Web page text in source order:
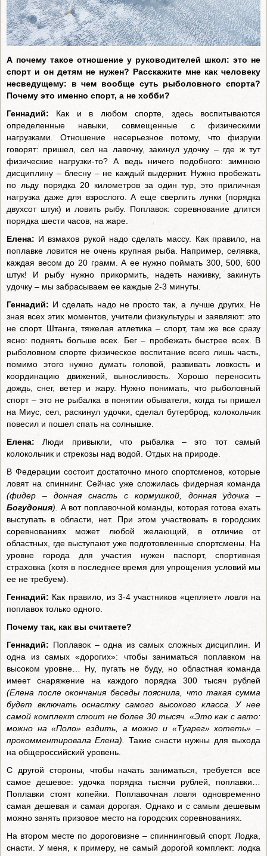
А почему такое отношение у руководителей школ: это не
спорт и он детям не нужен? Расскажите мне как человеку
несведущему: в чем вообще суть рыболовного спорта?
Почему это именно спорт, а не хобби?
Геннадий: Как и в любом спорте, здесь воспитываются
определенные навыки, совмещенные с физическими
нагрузками. Отношение несерьезное потому, что физруки
говорят: пришел, сел на лавочку, закинул удочку – где ж тут
физические нагрузки-то? А ведь ничего подобного: зимнюю
дисциплину – блесну – не каждый выдержит. Нужно пробежать
по льду порядка 20 километров за один тур, это приличная
нагрузка даже для взрослого. А еще сверлить лунки (порядка
двухсот штук) и ловить рыбу. Поплавок: соревнование длится
порядка шести часов, на жаре.
Елена: И взмахов рукой надо сделать массу. Как правило, на
поплавке ловится не очень крупная рыба. Например, селявка,
каждая весом до 20 грамм. А ее нужно поймать 300, 500, 600
штук! И рыбу нужно прикормить, надеть наживку, закинуть
удочку – мы забрасываем ее каждые 2-3 минуты.
Геннадий: И сделать надо не просто так, а лучше других. Не
зная всех этих моментов, учители физкультуры и заявляют: это
не спорт. Штанга, тяжелая атлетика – спорт, там же все сразу
ясно: поднять больше всех. Бег – пробежать быстрее всех. В
рыболовном спорте физическое воспитание всего лишь часть,
помимо этого нужно думать головой, развивать ловкость и
координацию движений, выносливость. Хорошо переносить
дождь, снег, ветер и жару. Нужно понимать, что рыболовный
спорт – это не рыбалка в понятии обывателя, когда ты пришел
на Миус, сел, раскинул удочки, сделал бутерброд, колокольчик
повесил и пошел спать на солнышке.
Елена: Люди привыкли, что рыбалка – это тот самый
колокольчик и стрекозы над водой. Отдых на природе.
В Федерации состоит достаточно много спортсменов, которые
ловят на спиннинг. Сейчас уже сложилась фидерная команда
(фидер – донная снасть с кормушкой, донная удочка –
Богудония).
А вот поплавочной команды, которая готова ехать
выступать в области, нет. При этом участвовать в городских
соревнованиях может любой желающий, в отличие от
областных, где выступают уже подготовленные спортсмены. На
уровне города для участия нужен паспорт, спортивная
страховка (хотя в последнее время для упрощения условий мы
ее не требуем).
Геннадий: Как правило, из 3-4 участников «цепляет» ловля на
поплавок только одного.
Почему так, как вы считаете?
Геннадий: Поплавок – одна из самых сложных дисциплин. И
одна из самых «дорогих»: чтобы заниматься поплавком на
высоком уровне… Ну, пугать не буду, но областная команда
имеет снаряжение на каждого порядка 300 тысяч рублей
(Елена после окончания беседы пояснила, что такая сумма
будет включать оснастку самого высокого класса. У нее
самой комплект стоит не более 30 тысяч. «Это как с авто:
можно на «Поло» ездить, а можно и «Туарег» хотеть» –
прокомментировала Елена).
Такие снасти нужны для выхода
на общероссийский уровень.
С другой стороны, чтобы начать заниматься, требуется все
самое дешевое: удочка порядка тысячи рублей, поплавки…
Поплавки стоят копейки. Поплавочная ловля одновременно
самая дешевая и самая дорогая. Однако и с самым дешевым
можно занять призовое место на городских соревнованиях.
На втором месте по дороговизне – спиннинговый спорт. Лодка,
снасти. У меня, к примеру, не самый дорогой комплект: лодка